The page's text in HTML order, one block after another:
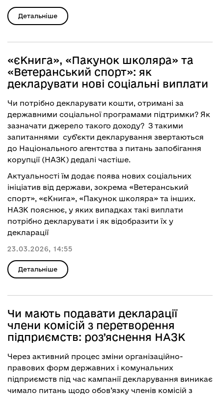
Детальніше
«єКнига», «Пакунок школяра» та
«Ветеранський спорт»: як
декларувати нові соціальні виплати
Чи потрібно декларувати кошти, отримані за
державними соціальної програмами підтримки? Як
зазначати джерело такого доходу? З такими
запитаннями суб’єкти декларування звертаються
до Національного агентства з питань запобігання
корупції (НАЗК) дедалі частіше.
Актуальності їм додає поява нових соціальних
ініціатив від держави, зокрема «Ветеранський
спорт», «єКнига», «Пакунок школяра» та інших.
НАЗК пояснює, у яких випадках такі виплати
потрібно декларувати і як відобразити їх у
декларації
23.03.2026, 14:55
Детальніше
Чи мають подавати декларації
члени комісій з перетворення
підприємств: роз’яснення НАЗК
Через активний процес зміни організаційно-
правових форм державних і комунальних
підприємств під час кампанії декларування виникає
чимало питань щодо обов’язку членів комісій з